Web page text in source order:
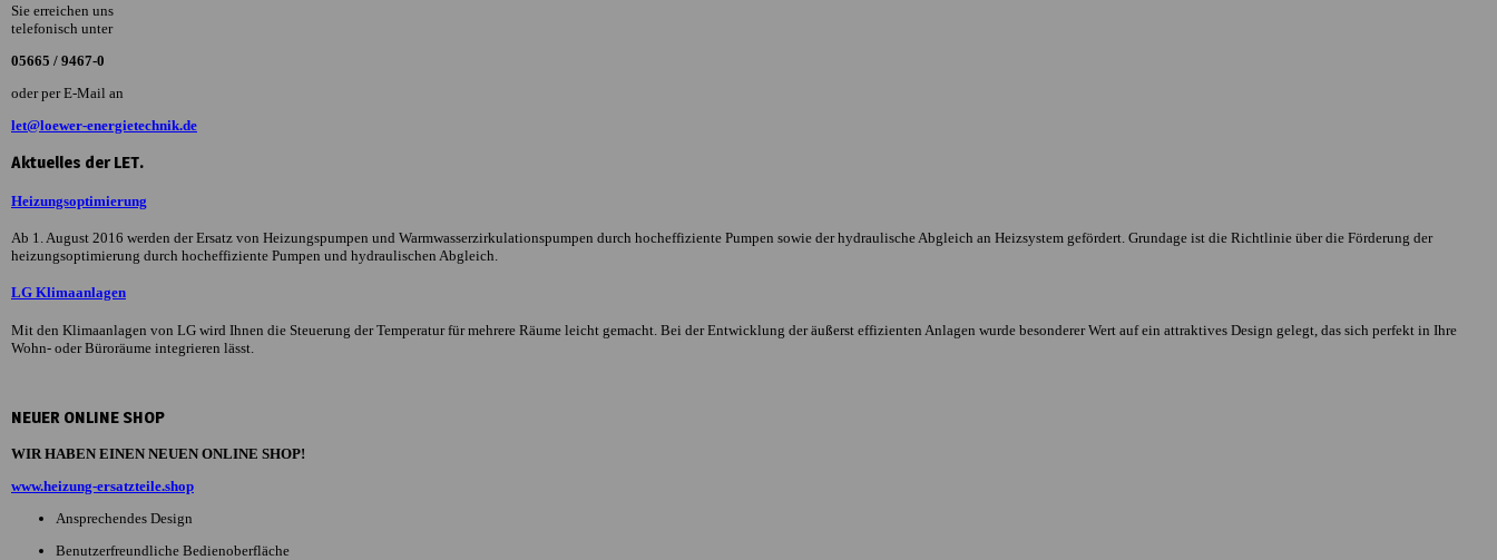
Sie erreichen uns
telefonisch unter
05665 / 9467-0
oder per E-Mail an
let@loewer-energietechnik.de
Aktuelles der LET.
Heizungsoptimierung
Ab 1. August 2016 werden der Ersatz von Heizungspumpen und Warmwasserzirkulationspumpen durch hocheffiziente Pumpen sowie der hydraulische Abgleich an Heizsystem gefördert. Grundage ist die Richtlinie über die Förderung der
heizungsoptimierung durch hocheffiziente Pumpen und hydraulischen Abgleich.
LG Klimaanlagen
Mit den Klimaanlagen von LG wird Ihnen die Steuerung der Temperatur für mehrere Räume leicht gemacht. Bei der Entwicklung der äußerst effizienten Anlagen wurde besonderer Wert auf ein attraktives Design gelegt, das sich perfekt in Ihre
Wohn- oder Büroräume integrieren lässt.
NEUER ONLINE SHOP
WIR HABEN EINEN NEUEN ONLINE SHOP!
www.heizung-ersatzteile.shop
Ansprechendes Design
Benutzerfreundliche Bedienoberfläche